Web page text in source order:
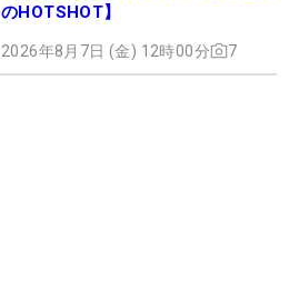
のHOTSHOT】
2026年8月7日 (金) 12時00分 7